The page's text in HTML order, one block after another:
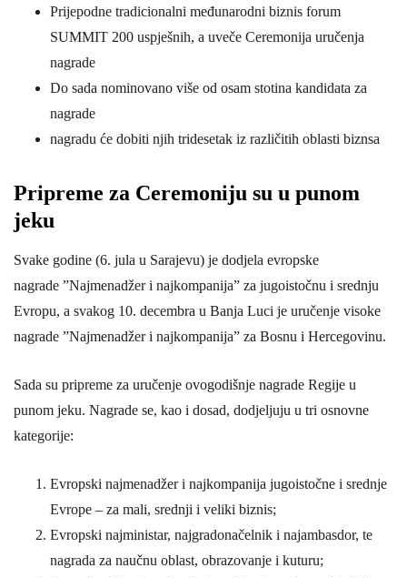
Prijepodne tradicionalni međunarodni biznis forum
SUMMIT 200 uspješnih, a uveče Ceremonija uručenja
nagrade
Do sada nominovano više od osam stotina kandidata za
nagrade
nagradu će dobiti njih tridesetak iz različitih oblasti biznsa
Pripreme za Ceremoniju su u punom
jeku
Svake godine (6. jula u Sarajevu) je dodjela evropske
nagrade ”Najmenadžer i najkompanija” za jugoistočnu i srednju
Evropu, a svakog 10. decembra u Banja Luci je uručenje visoke
nagrade ”Najmenadžer i najkompanija” za Bosnu i Hercegovinu.
Sada su pripreme za uručenje ovogodišnje nagrade Regije u
punom jeku. Nagrade se, kao i dosad, dodjeljuju u tri osnovne
kategorije:
Evropski najmenadžer i najkompanija jugoistočne i srednje
Evrope – za mali, srednji i veliki biznis;
Evropski najministar, najgradonačelnik i najambasdor, te
nagrada za naučnu oblast, obrazovanje i kuturu;